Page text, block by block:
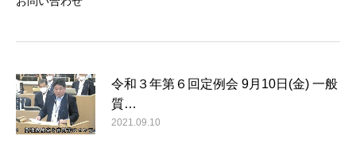
令和３年第６回定例会 9月10日(金) 一般
質…
2021.09.10